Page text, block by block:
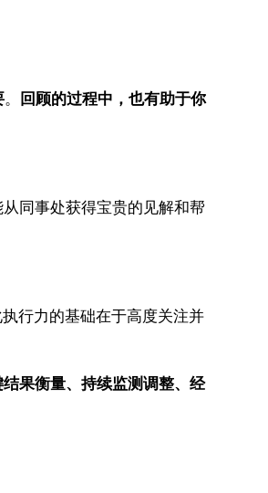
。
回顾的过程中，也有助于你
同事处获得宝贵的见解和帮
行力的基础在于高度关注并
果衡量、持续监测调整、经